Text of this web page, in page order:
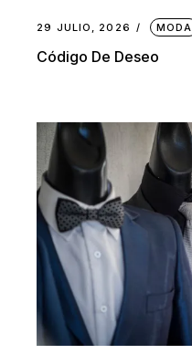
29 JULIO, 2026 MODA
Código De Deseo